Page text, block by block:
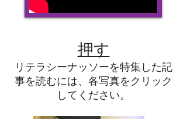
押す
リテラシーナッソーを特集した記
事を読むには、各写真をクリック
してください。